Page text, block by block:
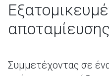
αποταμίευσης
Συμμετέχοντας σε